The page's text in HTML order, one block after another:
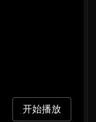
开始播放